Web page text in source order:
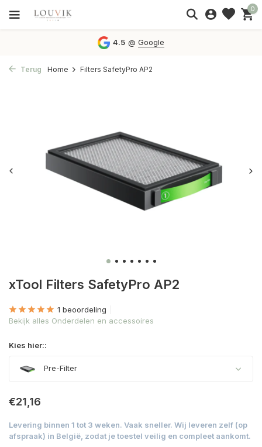
0
4.5 @Google
Terug Home Filters SafetyPro AP2
xTool Filters SafetyPro AP2
1 beoordeling
Bekijk alles Onderdelen en accessoires
Kies hier::
Pre-Filter
€21,16
Levering binnen 1 tot 3 weken. Vaak sneller. Wij leveren zelf (op
afspraak) in België, zodat je toestel veilig en compleet aankomt.